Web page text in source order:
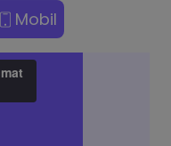
Mobil